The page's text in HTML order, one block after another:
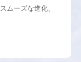
ムーズな進化、